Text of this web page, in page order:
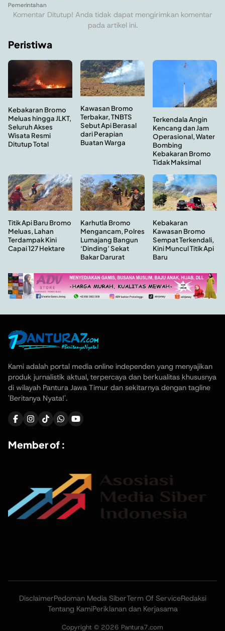
Pemerintahan
Komentar Ditutup! Anda tidak dapat mengirimkan komentar
pada artikel ini.
Peristiwa
Kebakaran Bromo
Meluas hingga JLKT,
Seluruh Akses
Wisata Resmi
Ditutup Total
Kawasan Bromo
Terbakar, TNBTS
Sebut Api Berasal
dari Perapian
Buatan Warga
Terkendala Angin
Kencang dan Jam
Operasional, Water
Bombing
Kebakaran Bromo
Tidak Maksimal
Titik Api Baru Bromo
Meluas, Lahan
Terdampak Kini
Capai 127 Hektare
Karhutla Bromo
Mengancam, Polres
Lumajang Bangun
‘Dinding’ Sekat
Bakar Darurat
Kebakaran
Kawasan Bromo
Sempat Terkendali,
Kini Muncul Titik Api
Baru
Kami adalah portal media online independen yang menyajikan
produk jurnalistik aktual, terpercaya dan berkualitas khususnya
di wilayah Pantura Jawa Timur dan sekitarnya dengan tagline
'Beritanya Nyata!'.
Member of :
DisclaimerPedoman Media SiberTerm Of ServiceRedaksi
Tentang KamiPeriklanan dan Kerjasama
Copyright © 2026 Pantura7.com